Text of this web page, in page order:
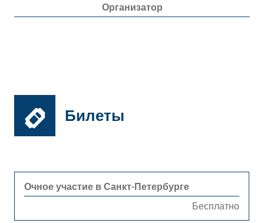
Организатор
Билеты
Очное участие в Санкт-Петербурге
Бесплатно